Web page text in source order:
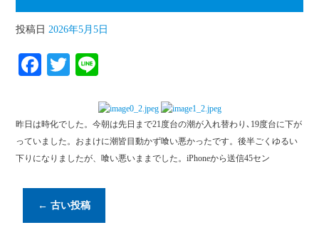
投稿日 2026年5月5日
Fa
ok
T
r
昨日は時化でした。今朝は先日まで21度台の潮が入れ替わり､19度台に下が
っていました。おまけに潮皆目動かず喰い悪かったです。後半ごくゆるい
下りになりましたが、喰い悪いままでした。iPhoneから送信45セン
← 古い投稿